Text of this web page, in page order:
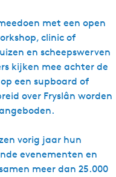
met een open
clinic of
en scheepswerven
kijken mee achter de
een supboard of
over Fryslân worden
vorig jaar hun
evenementen en
meer dan 25.000